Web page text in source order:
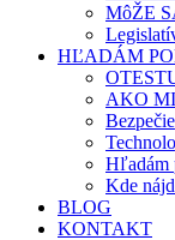
MôŽE
HĽADÁM
AKO
Bezpečie
Hľadám
Kde
BLOG
KONTAKT